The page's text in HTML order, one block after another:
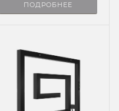
ПОДРОБНЕЕ